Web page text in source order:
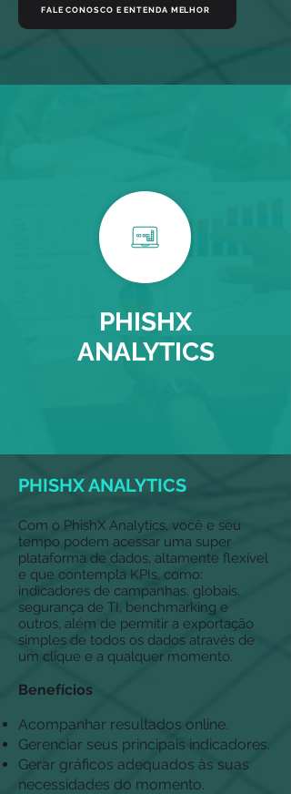
FALE CONOSCO E ENTENDA MELHOR
PHISHX
ANALYTICS
PHISHX ANALYTICS
Com o PhishX Analytics, você e seu
tempo podem acessar uma super
plataforma de dados, altamente flexível
e que contempla KPIs, como:
indicadores de campanhas, globais,
segurança de TI, benchmarking e
outros, além de permitir a exportação
simples de todos os dados através de
um clique e a qualquer momento.
Benefícios
Acompanhar resultados online.
Gerenciar seus principais indicadores.
Gerar gráficos adequados às suas
necessidades do momento.